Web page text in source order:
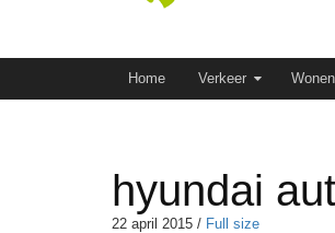
Skip to content
Home Verkeer Wonen
hyundai
22 april 2015 / Full size